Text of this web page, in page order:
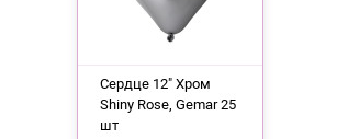
Сердце 12" Хром
Shiny Rose, Gemar 25
шт